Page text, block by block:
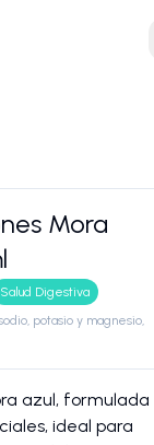
Mora
Salud Digestiva
potasio y magnesio,
azul, formulada
ideal para